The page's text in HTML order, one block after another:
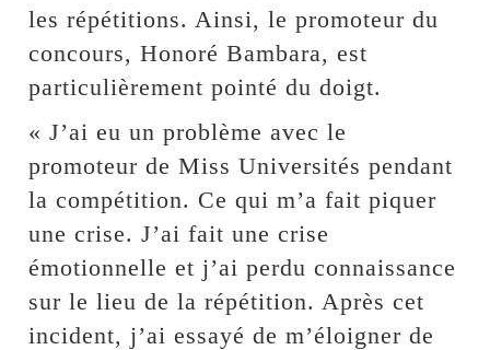
les répétitions. Ainsi, le promoteur du
concours, Honoré Bambara, est
particulièrement pointé du doigt.
« J’ai eu un problème avec le
promoteur de Miss Universités pendant
la compétition. Ce qui m’a fait piquer
une crise. J’ai fait une crise
émotionnelle et j’ai perdu connaissance
sur le lieu de la répétition. Après cet
incident, j’ai essayé de m’éloigner de